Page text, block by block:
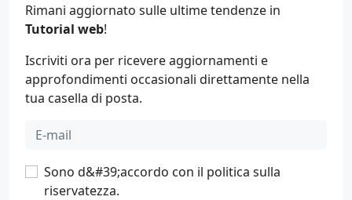
Rimani aggiornato sulle ultime tendenze in
Tutorial web!
Iscriviti ora per ricevere aggiornamenti e
approfondimenti occasionali direttamente nella
tua casella di posta.
Sono d&#39;accordo con il politica sulla
riservatezza.